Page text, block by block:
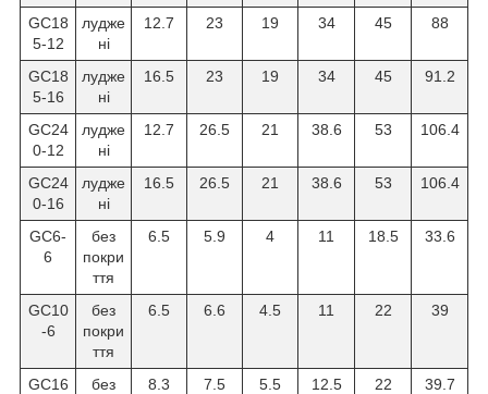
GC18
5-12
лудже
ні
12.7 23 19 34 45 88
GC18
5-16
лудже
ні
16.5 23 19 34 45 91.2
GC24
0-12
лудже
ні
12.7 26.5 21 38.6 53 106.4
GC24
0-16
лудже
ні
16.5 26.5 21 38.6 53 106.4
GC6-
6
без
покри
ття
6.5 5.9 4 11 18.5 33.6
GC10
-6
без
покри
ття
6.5 6.6 4.5 11 22 39
GC16
без
8.3 7.5 5.5 12.5 22 39.7